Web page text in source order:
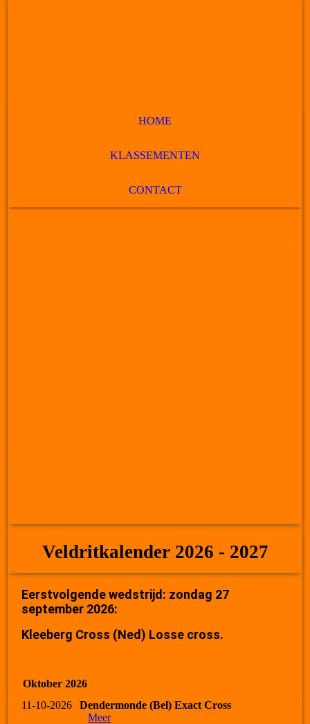
HOME
KLASSEMENTEN
CONTACT
Veldritkalender 2026 - 2027
Eerstvolgende wedstrijd: zondag 27
september 2026:
Kleeberg Cross (Ned) Losse cross.
Oktober 2026
11-10-2026
Dendermonde (Bel) Exact Cross
Meer